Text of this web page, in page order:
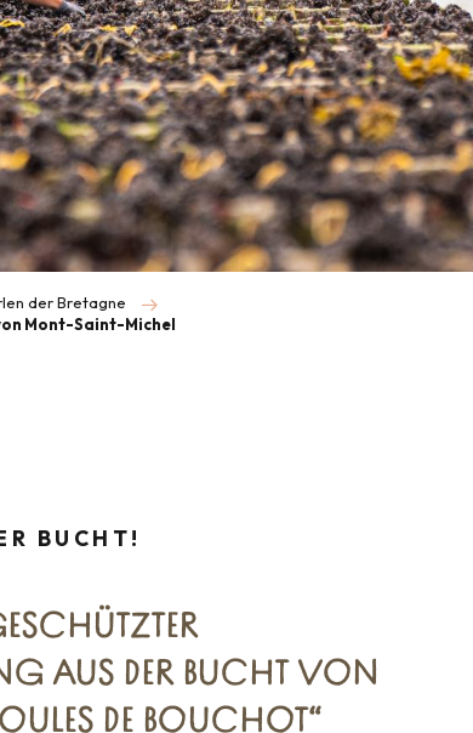
der Bretagne
Mont-Saint-Michel
BUCHT!
AUS DER BUCHT VON
DE BOUCHOT“